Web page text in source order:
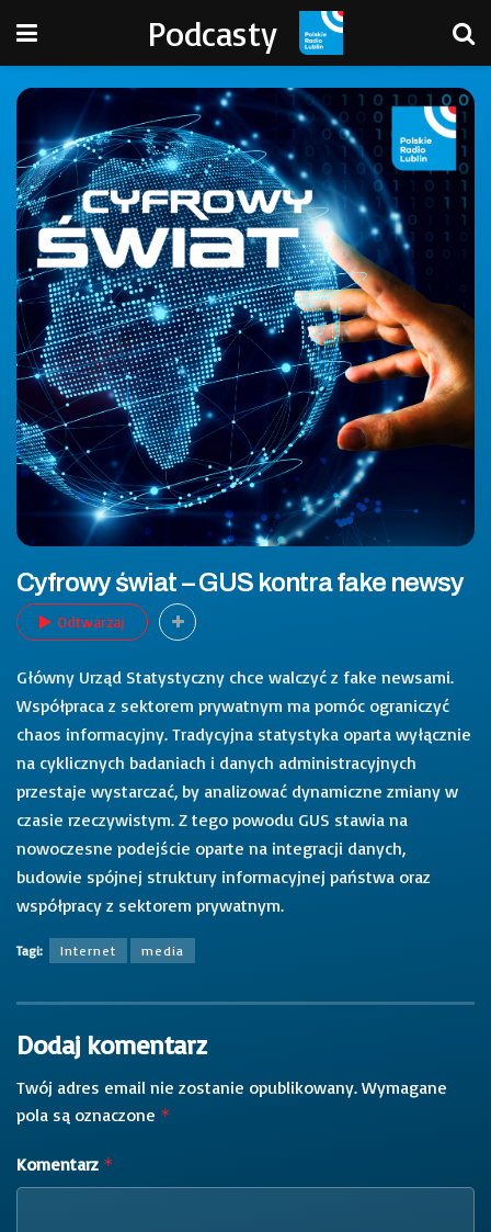
Podcasty
Cyfrowy świat – GUS kontra fake newsy
Odtwarzaj
Główny Urząd Statystyczny chce walczyć z fake newsami.
Współpraca z sektorem prywatnym ma pomóc ograniczyć
chaos informacyjny. Tradycyjna statystyka oparta wyłącznie
na cyklicznych badaniach i danych administracyjnych
przestaje wystarczać, by analizować dynamiczne zmiany w
czasie rzeczywistym. Z tego powodu GUS stawia na
nowoczesne podejście oparte na integracji danych,
budowie spójnej struktury informacyjnej państwa oraz
współpracy z sektorem prywatnym.
Tagi: Internet media
Dodaj komentarz
Twój adres email nie zostanie opublikowany. Wymagane
pola są oznaczone *
Komentarz *